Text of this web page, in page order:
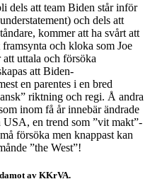
dels att team Biden står inför
och dels att
kommer att ha svårt att
och kloka som Joe
uttala och försöka
att Biden-
en parentes i en bred
riktning och regi. Å andra
inom få år innebär ändrade
en trend som ”vit makt”-
försöka men knappast kan
”the West”!
av KKrVA.